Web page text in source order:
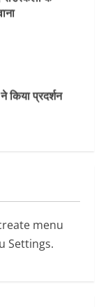
प्रदर्शन
में नई उच्च क्षमता
स्थापना का
menu
Settings.